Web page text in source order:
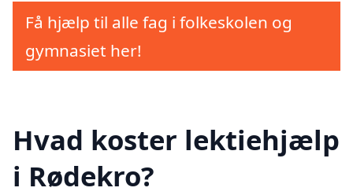
Få hjælp til alle fag i folkeskolen og
gymnasiet her!
Hvad koster lektiehjælp
i Rødekro?